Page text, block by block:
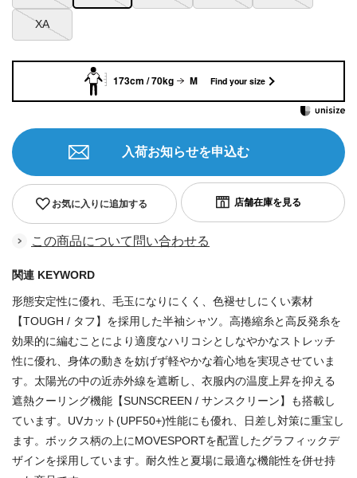
XA
お気に入りに追加する
入荷お知らせを申込む
この商品について問い合わせる
関連 KEYWORD
形態安定性に優れ、毛玉になりにくく、色褪せしにくい素材
【TOUGH / タフ】を採用した半袖シャツ。高捲縮糸と高反発糸を
効果的に編むことにより適度なハリコシとしなやかなストレッチ
性に優れ、身体の動きを妨げず軽やかな着心地を実現させていま
す。太陽光の中の近赤外線を遮断し、衣服内の温度上昇を抑える
遮熱クーリング機能【SUNSCREEN / サンスクリーン】も搭載し
ています。UVカット(UPF50+)性能にも優れ、日差し対策に重宝し
ます。ボックス柄の上にMOVESPORTを配置したグラフィックデ
ザインを採用しています。耐久性と夏場に最適な機能性を併せ持
173cm / 70kg M Find your size